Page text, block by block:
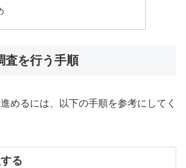
査を行う手順
めるには、以下の手順を参考にしてく
る